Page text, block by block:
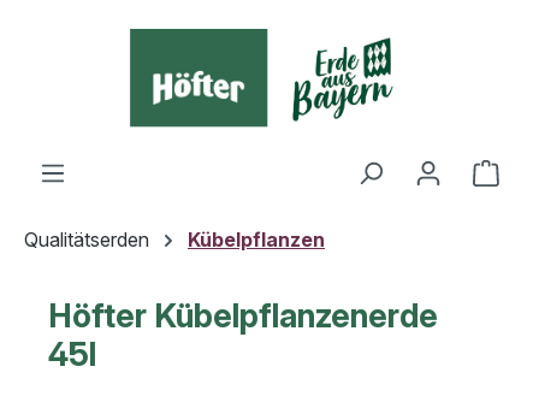
Qualitätserden Kübelpflanzen
Höfter Kübelpflanzenerde
45l